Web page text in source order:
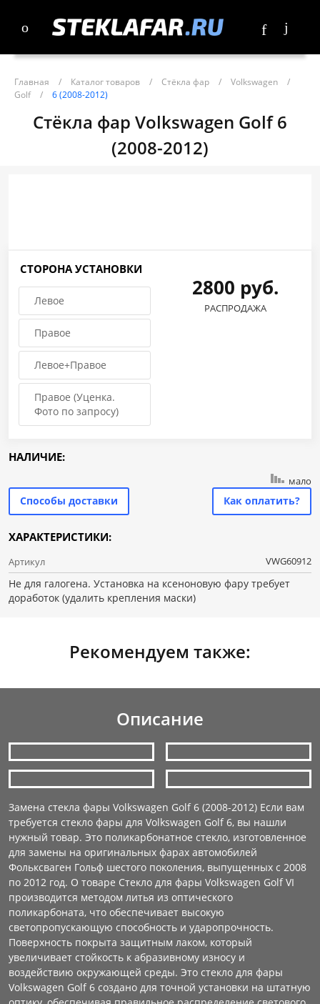
Главная / Каталог товаров / Стёкла фар / Volkswagen
/
Golf
/ 6 (2008-2012)
Стёкла фар Volkswagen Golf 6
(2008-2012)
СТОРОНА УСТАНОВКИ
Левое
Правое
Левое+Правое
Правое (Уценка.
Фото по запросу)
2800 руб.
РАСПРОДАЖА
НАЛИЧИЕ:
мало
Способы доставки Как оплатить?
ХАРАКТЕРИСТИКИ:
Артикул VWG60912
Не для галогена. Установка на ксеноновую фару требует
доработок (удалить крепления маски)
Рекомендуем также:
Описание
Замена стекла фары Volkswagen Golf 6 (2008-2012) Если вам
требуется стекло фары для Volkswagen Golf 6, вы нашли
нужный товар. Это поликарбонатное стекло, изготовленное
для замены на оригинальных фарах автомобилей
Фольксваген Гольф шестого поколения, выпущенных с 2008
по 2012 год. О товаре Стекло для фары Volkswagen Golf VI
производится методом литья из оптического
поликарбоната, что обеспечивает высокую
светопропускающую способность и ударопрочность.
Поверхность покрыта защитным лаком, который
увеличивает стойкость к абразивному износу и
воздействию окружающей среды. Это стекло для фары
Volkswagen Golf 6 создано для точной установки на штатную